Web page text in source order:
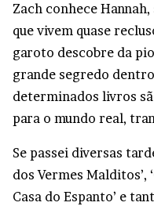
Zach conhece
que vivem quase
garoto descobre da
grande segredo
determinados livros
para o mundo real,
Se passei diversas
dos Vermes Malditos’,
Casa do Espanto’ e